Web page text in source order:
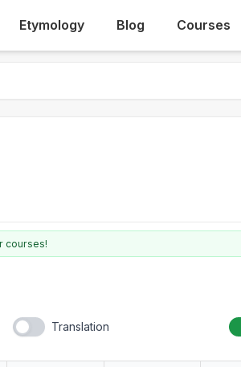
Etymology Blog Courses
courses!
Translation